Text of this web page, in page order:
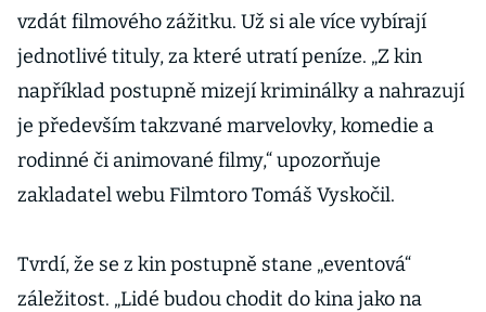
vzdát filmového zážitku. Už si ale více vybírají
jednotlivé tituly, za které utratí peníze. „Z kin
například postupně mizejí kriminálky a nahrazují
je především takzvané marvelovky, komedie a
rodinné či animované filmy,“ upozorňuje
zakladatel webu Filmtoro Tomáš Vyskočil.
Tvrdí, že se z kin postupně stane „eventová“
záležitost. „Lidé budou chodit do kina jako na